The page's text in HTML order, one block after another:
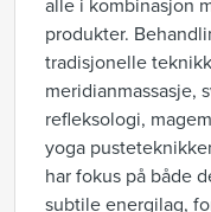
alle i kombinasjon
produkter.
tradisjonelle
meridianmassasje,
refleksologi,
yoga
har fokus på både
subtile energilag,